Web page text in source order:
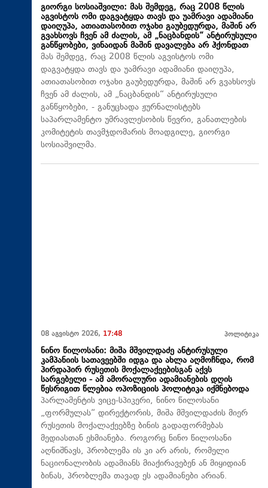
გიორგი სოსიაშვილი: მას შემდეგ, რაც 2008 წლის
აგვისტოს ომი დაგვატყდა თავს და უამრავი ადამიანი
დაიღუპა, ათიათასობით ოჯახი გაუბედურდა, მაშინ არ
გვახსოვს ჩვენ ამ ძალის, ამ „ნაცბანდის“ ანტირუსული
განწყობები, ვინაიდან მაშინ დავალება არ ჰქონდათ
მას შემდეგ, რაც 2008 წლის აგვისტოს ომი
დაგვატყდა თავს და უამრავი ადამიანი დაიღუპა,
ათიათასობით ოჯახი გაუბედურდა, მაშინ არ გვახსოვს
ჩვენ ამ ძალის, ამ „ნაცბანდის“ ანტირუსული
განწყობები, - განუცხადა ჟურნალისტებს
საპარლამენტო უმრავლესობის წევრი, განათლების
კომიტეტის თავმჯდომარის მოადგილე, გიორგი
სოსიაშვილმა.
08 აგვისტო 2026, 17:48 პოლიტიკა
ნინო წილოსანი: მიშა მშვილდაძე ანტირუსული
კამპანიის სათავეებში იდგა და ახლა აღმოჩნდა, რომ
პირდაპირ რუსეთის მოქალაქეებისგან აქვს
სარგებელი - ამ ამორალური ადამიანების დღის
წესრიგით წლებია ოპოზიციის პოლიტიკა იქმნებოდა
პარლამენტის ვიცე-სპიკერი, ნინო წილოსანი
„ფორმულას“ დირექტორის, მიშა მშვილდაძის მიერ
რუსეთის მოქალაქეებზე ბინის გადაფორმებას
მედიასთან ეხმიანება. როგორც ნინო წილოსანი
აღნიშნავს, პრობლემა ის კი არ არის, რომელი
ნაციონალობის ადამიანს მიაქირავებენ ან მიყიდიან
ბინას, პრობლემა თავად ეს ადამიანები არიან.